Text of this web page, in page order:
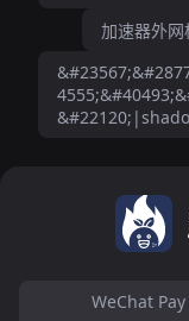
加速器外
WeChat Pay